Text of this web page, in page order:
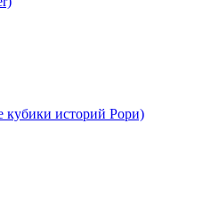
кубики историй Рори)